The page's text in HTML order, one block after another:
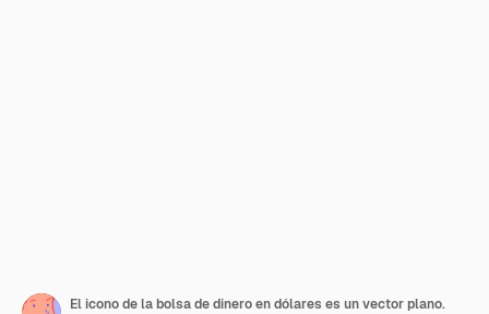
El icono de la bolsa de dinero en dólares es un vector plano.